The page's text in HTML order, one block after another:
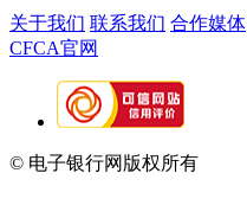
关于我们 联系我们 合作媒体
CFCA官网
© 电子银行网版权所有